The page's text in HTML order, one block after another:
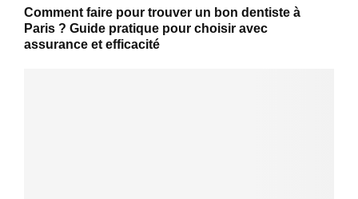
Comment faire pour trouver un bon dentiste à
Paris ? Guide pratique pour choisir avec
assurance et efficacité